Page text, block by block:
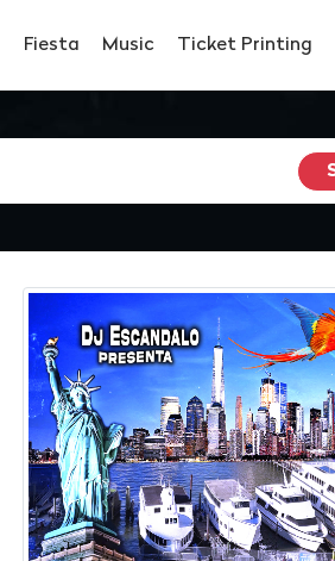
Fiesta Music Ticket Printing